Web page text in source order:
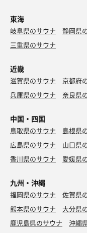
東海
岐阜県のサウナ 静岡県
三重県のサウナ
近畿
滋賀県のサウナ 京都府
兵庫県のサウナ
奈良県
中国・四国
鳥取県のサウナ 島根県
広島県のサウナ
山口県
香川県のサウナ
愛媛県
九州・沖縄
福岡県のサウナ 佐賀県
熊本県のサウナ
大分県
鹿児島県のサウナ
沖縄